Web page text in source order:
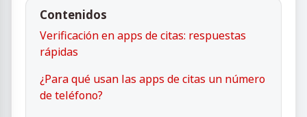
Contenidos
Verificación en apps de citas: respuestas
rápidas
¿Para qué usan las apps de citas un número
de teléfono?